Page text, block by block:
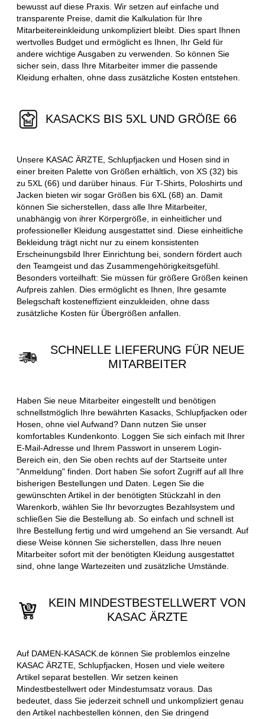
bewusst auf diese Praxis. Wir setzen auf einfache und
transparente Preise, damit die Kalkulation für Ihre
Mitarbeitereinkleidung unkompliziert bleibt. Dies spart Ihnen
wertvolles Budget und ermöglicht es Ihnen, Ihr Geld für
andere wichtige Ausgaben zu verwenden. So können Sie
sicher sein, dass Ihre Mitarbeiter immer die passende
Kleidung erhalten, ohne dass zusätzliche Kosten entstehen.
KASACKS BIS 5XL UND GRÖßE 66
Unsere KASAC ÄRZTE, Schlupfjacken und Hosen sind in
einer breiten Palette von Größen erhältlich, von XS (32) bis
zu 5XL (66) und darüber hinaus. Für T-Shirts, Poloshirts und
Jacken bieten wir sogar Größen bis 6XL (68) an. Damit
können Sie sicherstellen, dass alle Ihre Mitarbeiter,
unabhängig von ihrer Körpergröße, in einheitlicher und
professioneller Kleidung ausgestattet sind. Diese einheitliche
Bekleidung trägt nicht nur zu einem konsistenten
Erscheinungsbild Ihrer Einrichtung bei, sondern fördert auch
den Teamgeist und das Zusammengehörigkeitsgefühl.
Besonders vorteilhaft: Sie müssen für größere Größen keinen
Aufpreis zahlen. Dies ermöglicht es Ihnen, Ihre gesamte
Belegschaft kosteneffizient einzukleiden, ohne dass
zusätzliche Kosten für Übergrößen anfallen.
SCHNELLE LIEFERUNG FÜR NEUE
MITARBEITER
Haben Sie neue Mitarbeiter eingestellt und benötigen
schnellstmöglich Ihre bewährten Kasacks, Schlupfjacken oder
Hosen, ohne viel Aufwand? Dann nutzen Sie unser
komfortables Kundenkonto. Loggen Sie sich einfach mit Ihrer
E-Mail-Adresse und Ihrem Passwort in unserem Login-
Bereich ein, den Sie oben rechts auf der Startseite unter
"Anmeldung" finden. Dort haben Sie sofort Zugriff auf all Ihre
bisherigen Bestellungen und Daten. Legen Sie die
gewünschten Artikel in der benötigten Stückzahl in den
Warenkorb, wählen Sie Ihr bevorzugtes Bezahlsystem und
schließen Sie die Bestellung ab. So einfach und schnell ist
Ihre Bestellung fertig und wird umgehend an Sie versandt. Auf
diese Weise können Sie sicherstellen, dass Ihre neuen
Mitarbeiter sofort mit der benötigten Kleidung ausgestattet
sind, ohne lange Wartezeiten und zusätzliche Umstände.
KEIN MINDESTBESTELLWERT VON
KASAC ÄRZTE
Auf DAMEN-KASACK.de können Sie problemlos einzelne
KASAC ÄRZTE, Schlupfjacken, Hosen und viele weitere
Artikel separat bestellen. Wir setzen keinen
Mindestbestellwert oder Mindestumsatz voraus. Das
bedeutet, dass Sie jederzeit schnell und unkompliziert genau
den Artikel nachbestellen können, den Sie dringend